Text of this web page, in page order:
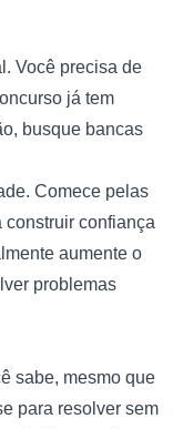
Você precisa de
já tem
busque bancas
Comece pelas
confiança
aumente o
problemas
sabe, mesmo que
para resolver sem